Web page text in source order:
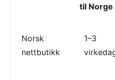
til Norge
Norsk
nettbutikk
1–3